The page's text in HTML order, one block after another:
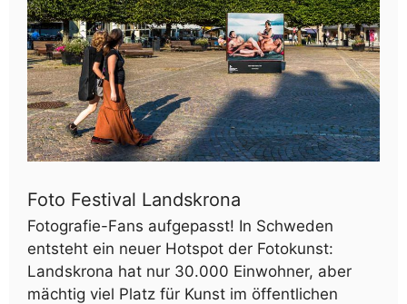
Foto Festival Landskrona
Fotografie-Fans aufgepasst! In Schweden
entsteht ein neuer Hotspot der Fotokunst:
Landskrona hat nur 30.000 Einwohner, aber
mächtig viel Platz für Kunst im öffentlichen